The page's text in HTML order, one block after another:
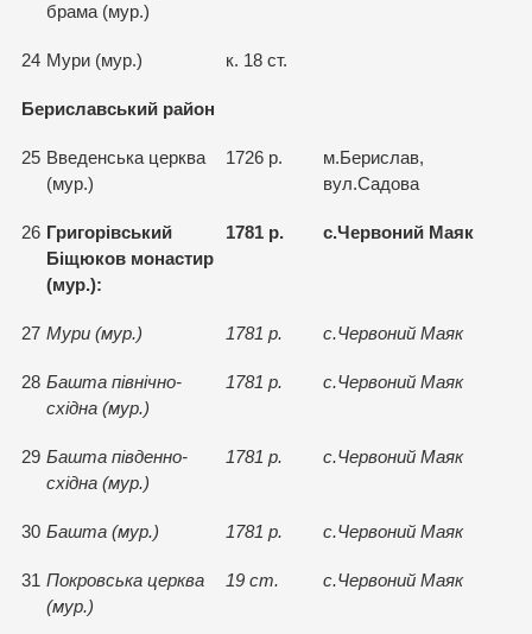
брама (мур.)
24 Мури (мур.) к. 18 ст.
Бериславський район
25 Введенська церква
(мур.)
1726 р.
м.Берислав,
вул.Садова
26 Григорівський
Біщюков монастир
(мур.):
1781 р. с.Червоний Маяк
27 Мури (мур.) 1781 р. с.Червоний Маяк
28 Башта північно-
східна (мур.)
1781 р. с.Червоний Маяк
29 Башта південно-
східна (мур.)
1781 р. с.Червоний Маяк
30 Башта (мур.) 1781 р. с.Червоний Маяк
31 Покровська церква
(мур.)
19 ст. с.Червоний Маяк